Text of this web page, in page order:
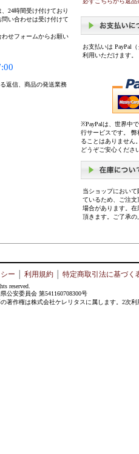
24時間受け付けており
い合わせは受け付けて
せフォームからお願い
返信、商品の発送業務
お支払いは PayPal
利用いただけます。
※PayPalは、世界中
行サービスです。
ることはありません
どうぞご安心くださ
当ショップにおい
ているため、ご注
場合があります。
頂きます。ご了承
ー 利用規約 特定商取引法に基づく
reserved.
安委員会 第541160708300号
著作権は株式会社ケレリタスに属します。2次